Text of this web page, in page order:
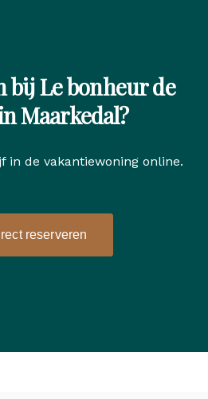
bij Le bonheur de
Maarkedal?
in de vakantiewoning online.
reserveren